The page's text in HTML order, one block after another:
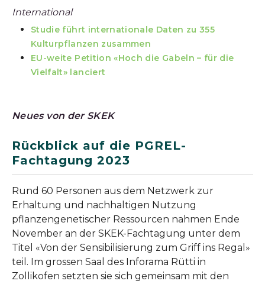
International
Studie führt internationale Daten zu 355
Kulturpflanzen zusammen
EU-weite Petition «Hoch die Gabeln – für die
Vielfalt» lanciert
Neues von der SKEK
Rückblick auf die PGREL-
Fachtagung 2023
Rund 60 Personen aus dem Netzwerk zur
Erhaltung und nachhaltigen Nutzung
pflanzengenetischer Ressourcen nahmen Ende
November an der SKEK-Fachtagung unter dem
Titel «Von der Sensibilisierung zum Griff ins Regal»
teil. Im grossen Saal des Inforama Rütti in
Zollikofen setzten sie sich gemeinsam mit den